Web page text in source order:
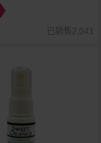
已銷售2,041